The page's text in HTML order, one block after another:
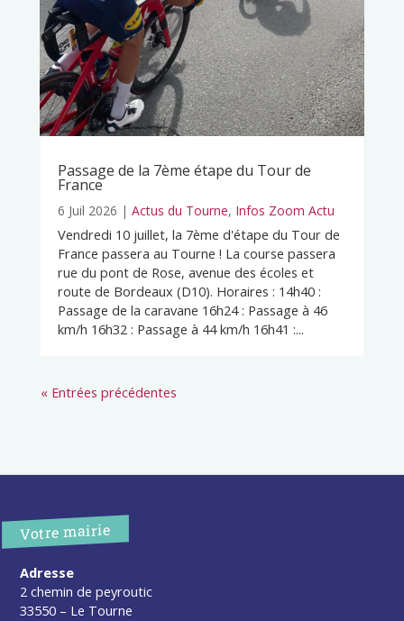
Passage de la 7ème étape du Tour de
France
6 Juil 2026 | Actus du Tourne, Infos Zoom Actu
Vendredi 10 juillet, la 7ème d'étape du Tour de
France passera au Tourne ! La course passera
rue du pont de Rose, avenue des écoles et
route de Bordeaux (D10). Horaires : 14h40 :
Passage de la caravane 16h24 : Passage à 46
km/h 16h32 : Passage à 44 km/h 16h41 :...
« Entrées précédentes
Votre mairie
Adresse
2 chemin de peyroutic
33550 – Le Tourne